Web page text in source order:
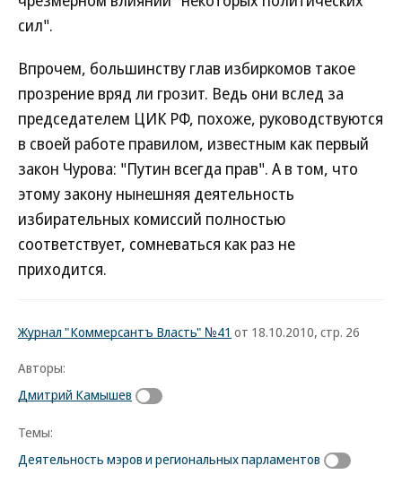
сил".
Впрочем, большинству глав избиркомов такое
прозрение вряд ли грозит. Ведь они вслед за
председателем ЦИК РФ, похоже, руководствуются
в своей работе правилом, известным как первый
закон Чурова: "Путин всегда прав". А в том, что
этому закону нынешняя деятельность
избирательных комиссий полностью
соответствует, сомневаться как раз не
приходится.
Журнал "Коммерсантъ Власть" №41 от 18.10.2010, стр. 26
Авторы:
Дмитрий Камышев
Темы:
Деятельность мэров и региональных парламентов